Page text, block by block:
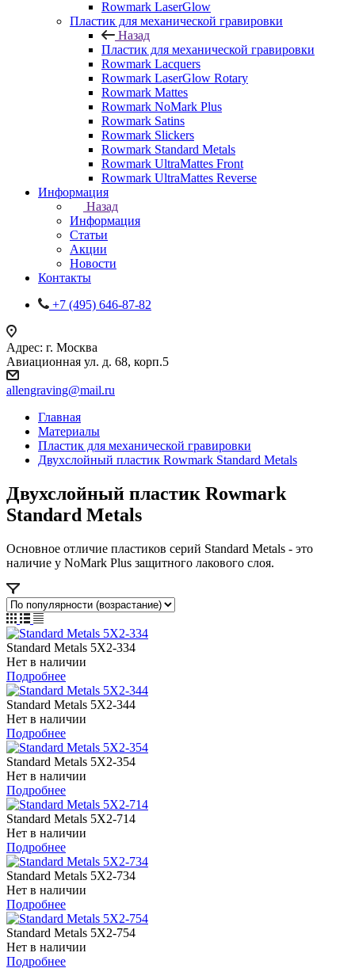
Rowmark LaserGlow
Пластик для механической гравировки
Назад
Пластик для механической гравировки
Rowmark Lacquers
Rowmark LaserGlow Rotary
Rowmark Mattes
Rowmark NoMark Plus
Rowmark Satins
Rowmark Slickers
Rowmark Standard Metals
Rowmark UltraMattes Front
Rowmark UltraMattes Reverse
Информация
Назад
Информация
Статьи
Акции
Новости
Контакты
+7 (495) 646-87-82
Адрес: г. Москва
Авиационная ул. д. 68, корп.5
allengraving@mail.ru
Главная
Материалы
Пластик для механической гравировки
Двухслойный пластик Rowmark Standard Metals
Двухслойный пластик Rowmark
Standard Metals
Основное отличие пластиков серий Standard Metals - это
наличие у NoMark Plus защитного лакового слоя.
Standard Metals 5X2-334
Нет в наличии
Подробнее
Standard Metals 5X2-344
Нет в наличии
Подробнее
Standard Metals 5X2-354
Нет в наличии
Подробнее
Standard Metals 5X2-714
Нет в наличии
Подробнее
Standard Metals 5X2-734
Нет в наличии
Подробнее
Standard Metals 5X2-754
Нет в наличии
Подробнее